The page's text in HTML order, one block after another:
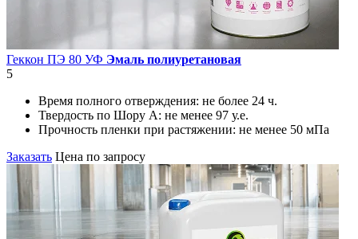
Геккон ПЭ 80 УФ Эмаль полиуретановая
5
Время полного отверждения: не более 24 ч.
Твердость по Шору А: не менее 97 у.е.
Прочность пленки при растяжении: не менее 50 мПа
Заказать Цена по запросу